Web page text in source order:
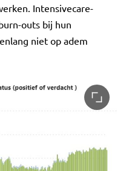
Intensivecare-
outs bij hun
niet op adem